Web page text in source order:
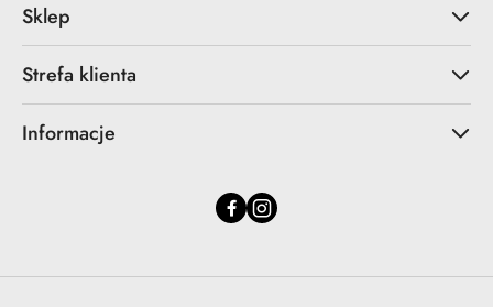
Sklep
Strefa klienta
Informacje